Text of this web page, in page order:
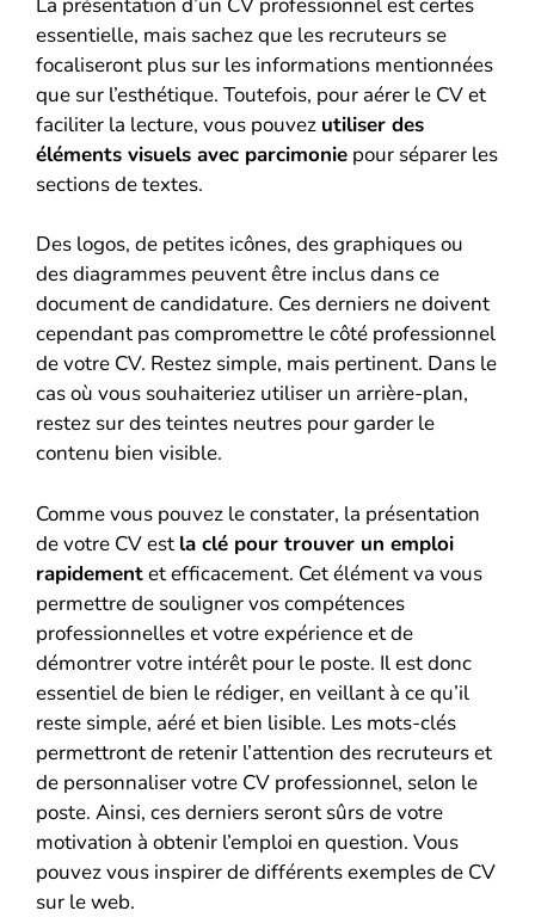
essentielle, mais sachez que les recruteurs se
focaliseront plus sur les informations mentionnées
que sur l’esthétique. Toutefois, pour aérer le CV et
faciliter la lecture, vous pouvez utiliser des
éléments visuels avec parcimonie pour séparer les
sections de textes.
Des logos, de petites icônes, des graphiques ou
des diagrammes peuvent être inclus dans ce
document de candidature. Ces derniers ne doivent
cependant pas compromettre le côté professionnel
de votre CV. Restez simple, mais pertinent. Dans le
cas où vous souhaiteriez utiliser un arrière-plan,
restez sur des teintes neutres pour garder le
contenu bien visible.
Comme vous pouvez le constater, la présentation
de votre CV est la clé pour trouver un emploi
rapidementet efficacement. Cet élément va vous
permettre de souligner vos compétences
professionnelles et votre expérience et de
démontrer votre intérêt pour le poste. Il est donc
essentiel de bien le rédiger, en veillant à ce qu’il
reste simple, aéré et bien lisible. Les mots-clés
permettront de retenir l’attention des recruteurs et
de personnaliser votre CV professionnel, selon le
poste. Ainsi, ces derniers seront sûrs de votre
motivation à obtenir l’emploi en question. Vous
pouvez vous inspirer de différents exemples de CV
sur le web.